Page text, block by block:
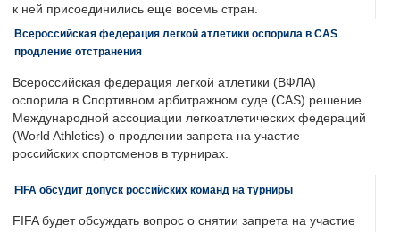
к ней присоединились еще восемь стран.
Всероссийская федерация легкой атлетики оспорила в CAS
продление отстранения
Всероссийская федерация легкой атлетики (ВФЛА)
оспорила в Спортивном арбитражном суде (CAS) решение
Международной ассоциации легкоатлетических федераций
(World Athletics) о продлении запрета на участие
российских спортсменов в турнирах.
FIFA обсудит допуск российских команд на турниры
FIFA будет обсуждать вопрос о снятии запрета на участие